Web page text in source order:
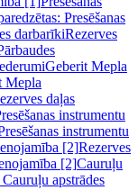
Presēšanas
darbarīkiRezerves
Geberit Mepla
Mepla
daļas
instrumentu
instrumentu
[2]Rezerves
[2]Cauruļu
apstrādes